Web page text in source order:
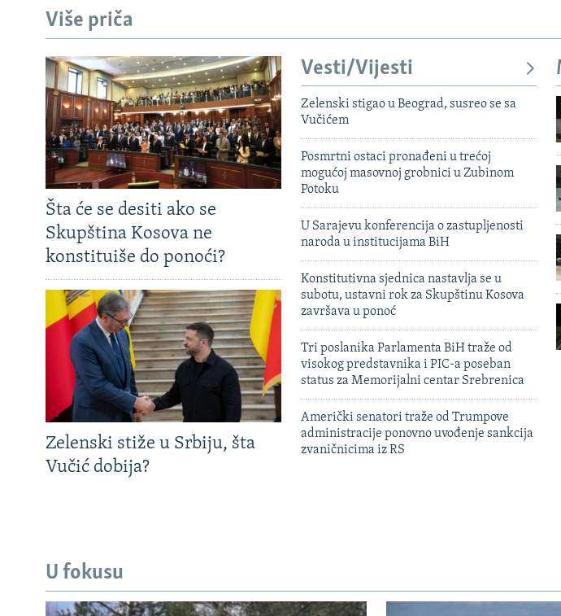
Više priča
Šta će se desiti ako se
Skupština Kosova ne
konstituiše do ponoći?
Zelenski stiže u Srbiju, šta
Vučić dobija?
Vesti/Vijesti
Zelenski stigao u Beograd, susreo se sa
Vučićem
Posmrtni ostaci pronađeni u trećoj
mogućoj masovnoj grobnici u Zubinom
Potoku
U Sarajevu konferencija o zastupljenosti
naroda u institucijama BiH
Konstitutivna sjednica nastavlja se u
subotu, ustavni rok za Skupštinu Kosova
završava u ponoć
Tri poslanika Parlamenta BiH traže od
visokog predstavnika i PIC-a poseban
status za Memorijalni centar Srebrenica
Američki senatori traže od Trumpove
administracije ponovno uvođenje sankcija
zvaničnicima iz RS
U fokusu